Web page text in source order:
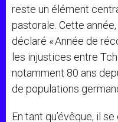
reste un élément
pastorale. Cette
déclaré « Année de
les injustices entre
notamment 80 ans
de populations
En tant qu’évêque, il